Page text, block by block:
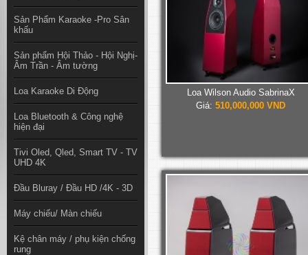
Sản Phẩm Karaoke -Pro Sân
khấu
Sản phẩm Hội Thảo - Hội Nghị-
Âm Trần - Âm tường
Loa Karaoke Di Động
Loa Bluetooth & Công nghệ
hiện đại
Tivi Oled, Qled, Smart TV - TV
UHD 4K
Đầu Bluray / Đầu HD /4K - 3D
Máy chiếu/ Màn chiếu
Kệ chân máy / phụ kiện chống
rung
Loa Wilson Audio SabrinaX
Giá: 510,000,000 VND